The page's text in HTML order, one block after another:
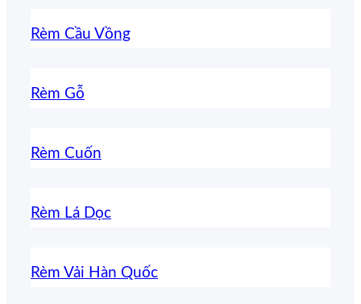
Rèm Cầu Vồng
Rèm Gỗ
Rèm Cuốn
Rèm Lá Dọc
Rèm Vải Hàn Quốc